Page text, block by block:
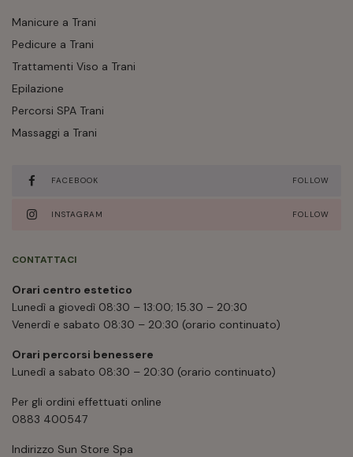
Manicure a Trani
Pedicure a Trani
Trattamenti Viso a Trani
Epilazione
Percorsi SPA Trani
Massaggi a Trani
FACEBOOK FOLLOW
INSTAGRAM FOLLOW
CONTATTACI
Orari centro estetico
Lunedì a giovedì 08:30 – 13:00; 15.30 – 20:30
Venerdì e sabato 08:30 – 20:30 (orario continuato)
Orari percorsi benessere
Lunedì a sabato 08:30 – 20:30 (orario continuato)
Per gli ordini effettuati online
0883 400547
Indirizzo Sun Store Spa